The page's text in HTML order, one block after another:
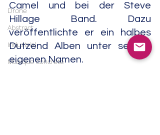
Drone
Abstract
Industrial
Musique concrète
Camel und bei der Steve
Hillage Band. Dazu
veröffentlichte er ein halbes
Dutzend Alben unter seinem
eigenen Namen.